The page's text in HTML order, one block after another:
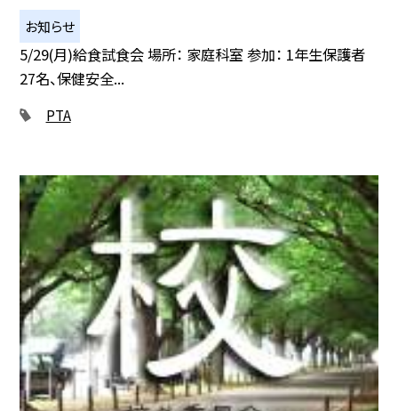
お知らせ
5/29(月)給食試食会 場所： 家庭科室 参加： 1年生保護者
27名、保健安全...
PTA